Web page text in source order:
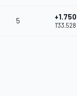
5 +1.750
1'33.528